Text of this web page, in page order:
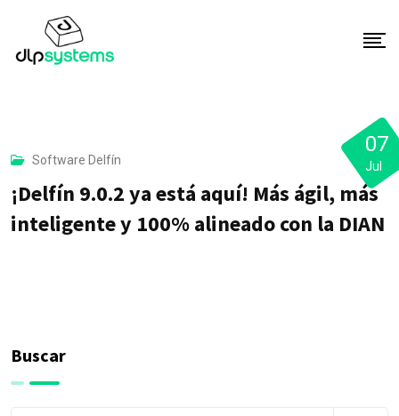
Software Delfín
¡Delfín 9.0.2 ya está aquí! Más ágil, más
inteligente y 100% alineado con la DIAN
07
Jul
Buscar